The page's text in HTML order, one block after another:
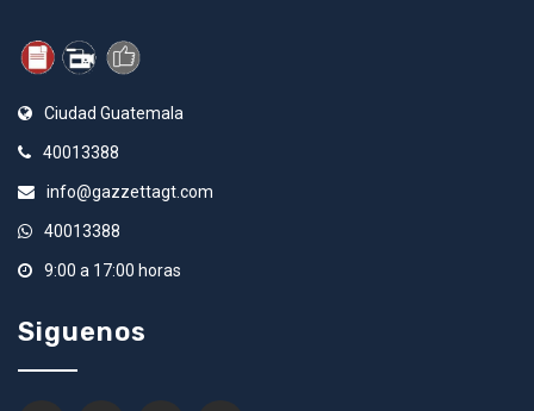
Ciudad Guatemala
40013388
info@gazzettagt.com
40013388
9:00 a 17:00 horas
Siguenos